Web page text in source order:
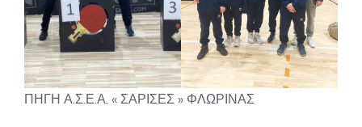
ΠΗΓΗ Α.Σ.Ε.Α. « ΣΑΡΙΣΕΣ » ΦΛΩΡΙΝΑΣ